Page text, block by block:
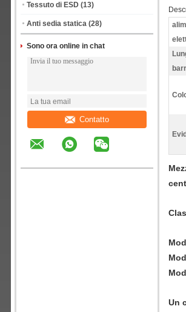
Tessuto di ESD (13)
Anti sedia statica (28)
Sono ora online in chat
Contatto
Un